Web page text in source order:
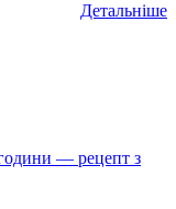
Детальніше
— рецепт з